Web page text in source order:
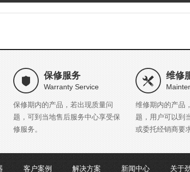
保修服务
Warranty Service
保修期内的产品，若出现质量问
题，可到当地售后服务中心享受保
修服务。
维修
维修期内的产品
题，用户可以到
或委托经销商要
客户案例 解决方案 新闻中心 关于